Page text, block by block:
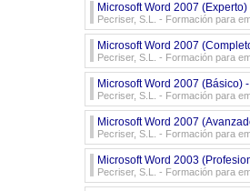
Microsoft Word 2007
Pecriser, S.L. - Formación para
Microsoft Word 2007
Pecriser, S.L. - Formación para
Microsoft Word 2007 (Básico)
Pecriser, S.L. - Formación para
Microsoft Word 2007
Pecriser, S.L. - Formación para
Microsoft Word 2003
Pecriser, S.L. - Formación para